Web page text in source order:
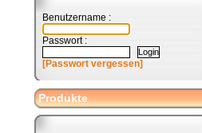
Benutzername :
Passwort :
[Passwort vergessen]
Produkte